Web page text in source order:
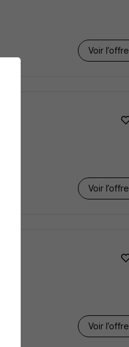
Voir l’offre
Voir l’offre
Voir l’offre